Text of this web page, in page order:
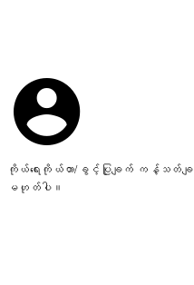
ကိုယ်ရေးကိုယ်တာ/ခွင့်ပြုချက် ကန့်သတ်ခ
မဟုတ်ပါ။